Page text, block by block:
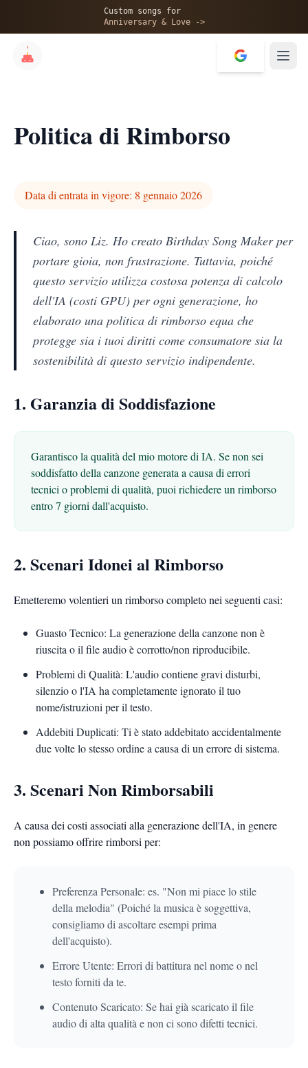
Custom songs for
Anniversary & Love ->
Politica di Rimborso
Data di entrata in vigore: 8 gennaio 2026
Ciao, sono Liz. Ho creato Birthday Song Maker per
portare gioia, non frustrazione. Tuttavia, poiché
questo servizio utilizza costosa potenza di calcolo
dell'IA (costi GPU) per ogni generazione, ho
elaborato una politica di rimborso equa che
protegge sia i tuoi diritti come consumatore sia la
sostenibilità di questo servizio indipendente.
1. Garanzia di Soddisfazione
Garantisco la qualità del mio motore di IA. Se non sei
soddisfatto della canzone generata a causa di errori
tecnici o problemi di qualità, puoi richiedere un rimborso
entro 7 giorni dall'acquisto.
2. Scenari Idonei al Rimborso
Emetteremo volentieri un rimborso completo nei seguenti casi:
Guasto Tecnico: La generazione della canzone non è
riuscita o il file audio è corrotto/non riproducibile.
Problemi di Qualità: L'audio contiene gravi disturbi,
silenzio o l'IA ha completamente ignorato il tuo
nome/istruzioni per il testo.
Addebiti Duplicati: Ti è stato addebitato accidentalmente
due volte lo stesso ordine a causa di un errore di sistema.
3. Scenari Non Rimborsabili
A causa dei costi associati alla generazione dell'IA, in genere
non possiamo offrire rimborsi per:
Preferenza Personale: es. "Non mi piace lo stile
della melodia" (Poiché la musica è soggettiva,
consigliamo di ascoltare esempi prima
dell'acquisto).
Errore Utente: Errori di battitura nel nome o nel
testo forniti da te.
Contenuto Scaricato: Se hai già scaricato il file
audio di alta qualità e non ci sono difetti tecnici.